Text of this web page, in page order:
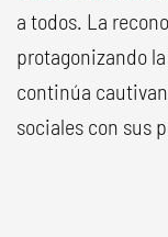
a todos. La
protagonizando
continúa
sociales con sus